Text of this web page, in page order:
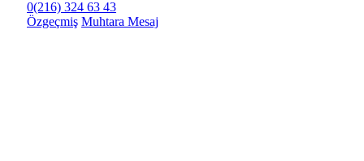
0(216) 324 63 43
Özgeçmiş Muhtara Mesaj